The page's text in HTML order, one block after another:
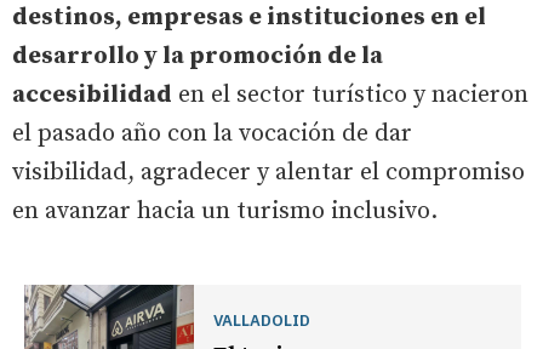
destinos, empresas e instituciones en el
desarrollo y la promoción de la
accesibilidad en el sector turístico y nacieron
el pasado año con la vocación de dar
visibilidad, agradecer y alentar el compromiso
en avanzar hacia un turismo inclusivo.
VALLADOLID